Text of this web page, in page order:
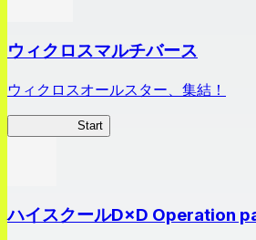
ウィクロスマルチバース
ウィクロスオールスター、集結！
Start
ハイスクールD×D Operation